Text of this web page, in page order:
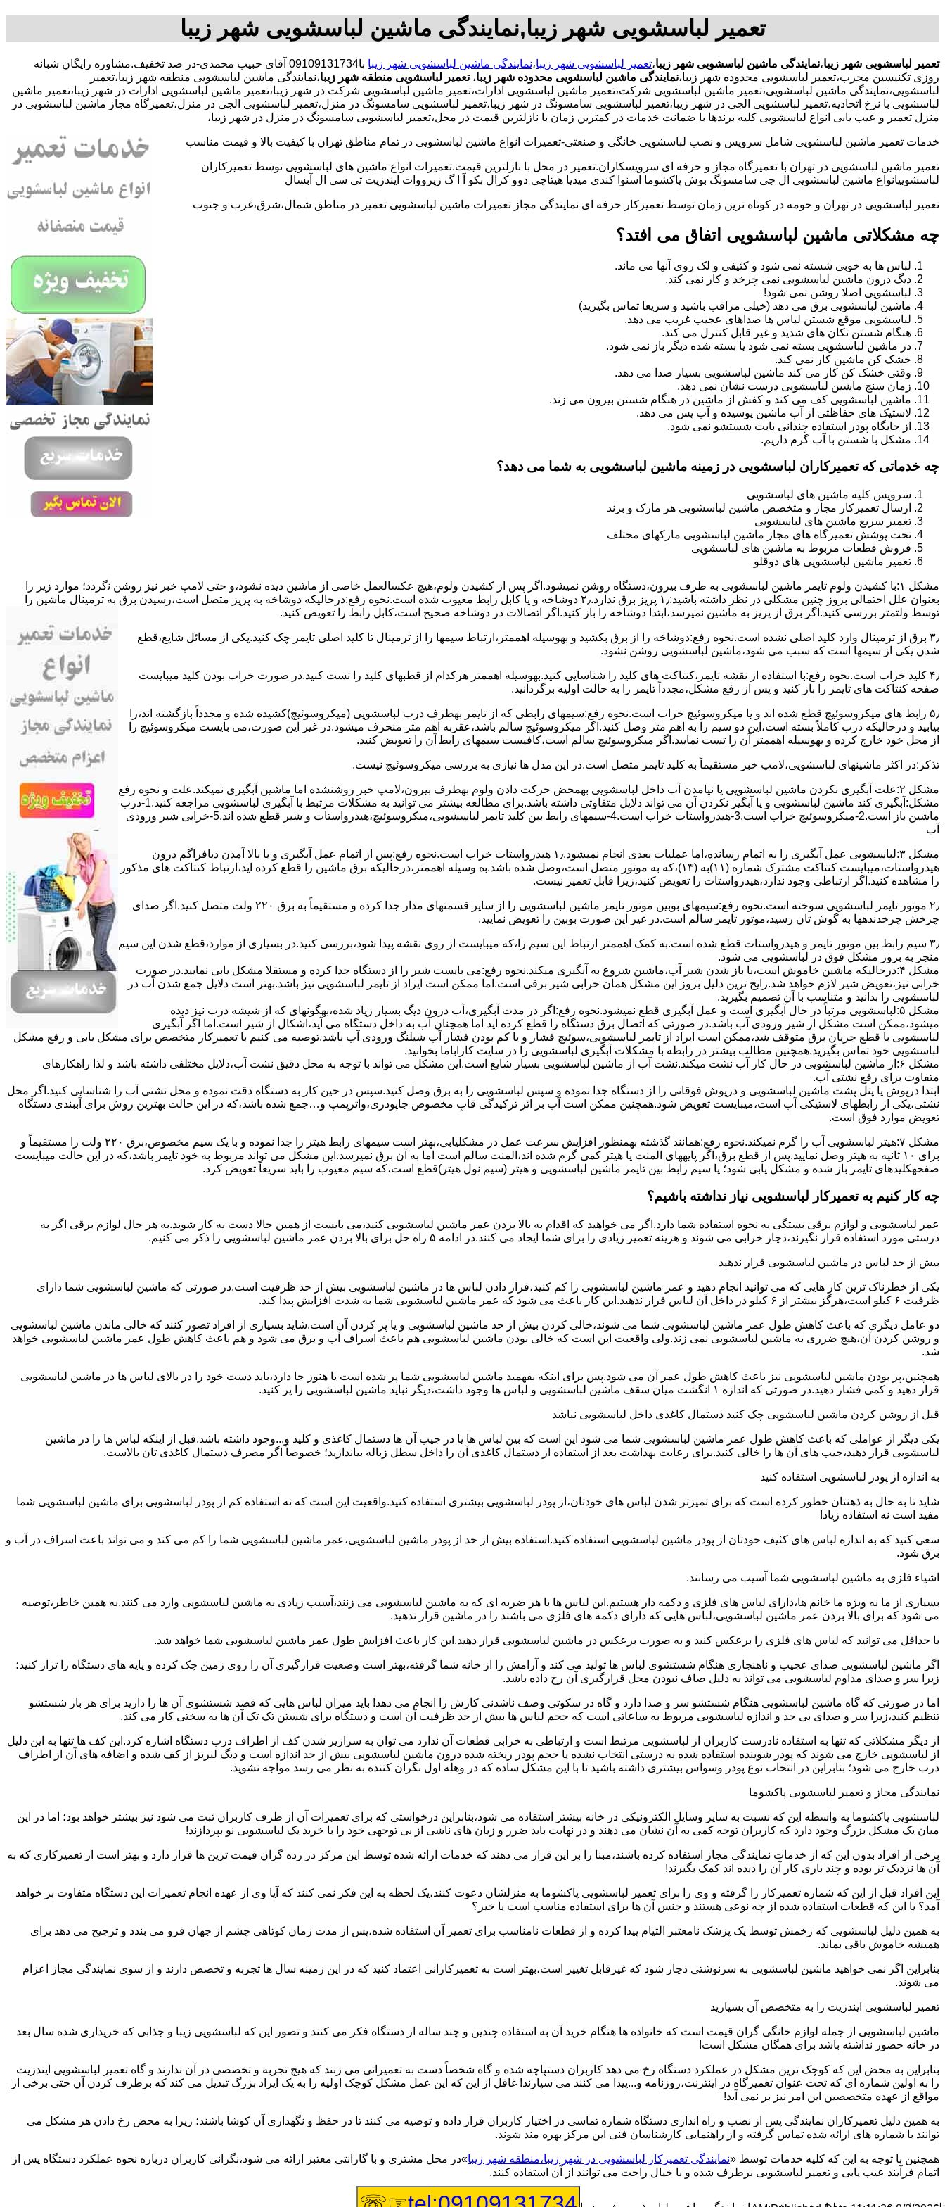
تعمیر لباسشویی شهر زیبا,نمایندگی ماشین لباسشویی شهر زیبا
تعمیر لباسشویی شهر زیبا،نمایندگی ماشین لباسشویی شهر زیبا،تعمیر لباسشویی شهر زیبا،نمایندگی ماشین لباسشویی شهر زیبا
با09109131734 آقای حبیب محمدی-در صد تخفیف.مشاوره رایگان شبانه
روزی تکنیسین مجرب،تعمیر لباسشویی محدوده شهر زیبا،نمایندگی ماشین لباسشویی محدوده شهر زیبا، تعمیر لباسشویی منطقه شهر زیبا،نمایندگی ماشین لباسشویی منطقه شهر زیبا،تعمیر
لباسشویی،نمایندگی ماشین لباسشویی،تعمیر ماشین لباسشویی شرکت،تعمیر ماشین لباسشویی ادارات،تعمیر ماشین لباسشویی شرکت در شهر زیبا،تعمیر ماشین لباسشویی ادارات در شهر زیبا،تعمیر ماشین
لباسشویی با نرخ اتحادیه،تعمیر لباسشویی الجی در شهر زیبا،تعمیر لباسشویی سامسونگ در شهر زیبا،تعمیر لباسشویی سامسونگ در منزل،تعمیر لباسشویی الجی در منزل،تعمیرگاه مجاز ماشین لباسشویی در
منزل تعمیر و عیب یابی انواع لباسشویی کلیه برندها با ضمانت خدمات در کمترین زمان با نازلترین قیمت در محل،تعمیر لباسشویی سامسونگ در منزل در شهر زیبا،
خدمات تعمیر ماشین لباسشویی شامل سرویس و نصب لباسشویی خانگی و صنعتی-تعمیرات انواع ماشین لباسشویی در تمام مناطق تهران با کیفیت بالا و قیمت مناسب
تعمیر ماشین لباسشویی در تهران با تعمیرگاه مجاز و حرفه ای سرویسکاران.تعمیر در محل با نازلترین قیمت.تعمیرات انواع ماشین های لباسشویی توسط تعمیرکاران
لباسشوییانواع ماشین لباسشویی ال جی سامسونگ بوش پاکشوما اسنوا کندی میدیا هیتاچی دوو کرال بکو آ ا گ زیرووات ایندزیت تی سی ال آبسال
تعمیر لباسشویی در تهران و حومه در کوتاه ترین زمان توسط تعمیرکار حرفه ای نمایندگی مجاز تعمیرات ماشین لباسشویی تعمیر در مناطق شمال،شرق،غرب و جنوب
چه مشکلاتی ماشین لباسشویی اتفاق می افتد؟
لباس ها به خوبی شسته نمی شود و کثیفی و لک روی آنها می ماند.
دیگ درون ماشین لباسشویی نمی چرخد و کار نمی کند.
لباسشویی اصلا روشن نمی شود!
ماشین لباسشویی برق می دهد (خیلی مراقب باشید و سریعا تماس بگیرید)
لباسشویی موقع شستن لباس ها صداهای عجیب غریب می دهد.
هنگام شستن تکان های شدید و غیر قابل کنترل می کند.
در ماشین لباسشویی بسته نمی شود یا بسته شده دیگر باز نمی شود.
خشک کن ماشین کار نمی کند.
وقتی خشک کن کار می کند ماشین لباسشویی بسیار صدا می دهد.
زمان سنج ماشین لباسشویی درست نشان نمی دهد.
ماشین لباسشویی کف می کند و کفش از ماشین در هنگام شستن بیرون می زند.
لاستیک های حفاظتی از آب ماشین پوسیده و آب پس می دهد.
از جایگاه پودر استفاده چندانی بابت شستشو نمی شود.
مشکل با شستن با آب گرم داریم.
چه خدماتی که تعمیرکاران لباسشویی در زمینه ماشین لباسشویی به شما می دهد؟
سرویس کلیه ماشین های لباسشویی
ارسال تعمیرکار مجاز و متخصص ماشین لباسشویی هر مارک و برند
تعمیر سریع ماشین های لباسشویی
تحت پوشش تعمیرگاه های مجاز ماشین لباسشویی مارکهای مختلف
فروش قطعات مربوط به ماشین های لباسشویی
تعمیر ماشین لباسشویی های دوقلو
مشکل ۱:ﺑﺎ ﮐﺸﯿﺪن وﻟﻮم ﺗﺎﯾﻤﺮ ماشین لباسشویی به طرف ﺑﯿﺮون،دستگاه روﺷﻦ نمیشود.اﮔﺮ ﭘﺲ از ﮐﺸﯿﺪن وﻟﻮم،ﻫﯿﭻ عکسالعمل ﺧﺎﺻﯽ از ﻣﺎﺷﯿﻦ دﯾﺪه نشود،و حتی ﻻﻣﭗ ﺧﺒﺮ ﻧﯿﺰ روﺷﻦ ﻧگردد؛ موارد زیر را
بعنوان ﻋﻠﻞ احتمالی بروز چنین مشکلی در نظر داشته باشید:۱٫ ﭘﺮﯾﺰ ﺑﺮق ﻧﺪارد.۲٫ دوﺷﺎﺧﻪ و ﯾﺎ ﮐﺎﺑﻞ راﺑﻂ ﻣﻌﯿﻮب ﺷﺪه است.نحوه رفع:درحالیکه دوﺷﺎﺧﻪ ﺑﻪ ﭘﺮﯾﺰ ﻣﺘﺼﻞ اﺳﺖ،رﺳﯿﺪن ﺑﺮق ﺑﻪ ﺗﺮﻣﯿﻨﺎل ﻣﺎﺷﯿﻦ را
ﺗﻮﺳﻂ ولتمتر بررسی ﮐﻨﯿﺪ.اﮔﺮ ﺑﺮق از ﭘﺮﯾﺰ ﺑﻪ ﻣﺎﺷﯿﻦ نمیرسد،اﺑﺘﺪا دوشاخه را باز کنید.اﮔﺮ اﺗﺼﺎﻻت در دوشاخه ﺻﺤﯿﺢ اﺳﺖ،ﮐﺎﺑﻞ راﺑﻂ را ﺗﻌﻮﯾﺾ کنید.
۳٫ ﺑﺮق از ﺗﺮﻣﯿﻨﺎل وارد ﮐﻠﯿﺪ اﺻﻠﯽ ﻧﺸﺪه است.نحوه رﻓﻊ:دوشاخه را از ﺑﺮق بکشید و بهوسیله اهممتر،ارﺗﺒﺎط سیمها را از ﺗﺮﻣﯿﻨﺎل ﺗﺎ ﮐﻠﯿﺪ اﺻﻠﯽ ﺗﺎﯾﻤﺮ چک کنید.یکی از مسائل شایع،ﻗﻄﻊ
شدن ﯾﮑﯽ از سیمها است که سبب می شود،ﻣﺎﺷﯿﻦ لباسشویی روﺷﻦ نشود.
۴٫ ﮐﻠﯿﺪ ﺧﺮاب اﺳﺖ.نحوه رفع:ﺑﺎ اﺳﺘﻔﺎده از ﻧﻘﺸﻪ ﺗﺎﯾﻤﺮ،ﮐﻨﺘﺎﮐﺖ ﻫﺎی ﮐﻠﯿﺪ را ﺷﻨﺎﺳﺎﯾﯽ کنید.بهوسیله اهممتر هرکدام از قطبهای ﮐﻠﯿﺪ را ﺗﺴﺖ ﮐﻨﯿﺪ.در ﺻﻮرت ﺧﺮاب ﺑﻮدن ﮐﻠﯿﺪ میبایست
ﺻﻔﺤﻪ ﮐﻨﺘﺎﮐﺖ ﻫﺎی ﺗﺎﯾﻤﺮ را باز کنید و ﭘﺲ از رﻓﻊ مشکل،مجدداً ﺗﺎﯾﻤﺮ را به حالت اوﻟﯿﻪ برگردانید.
۵٫ رابط های ﻣﯿﮑﺮوﺳﻮﺋﯿﭻ ﻗﻄﻊ شده اند و ﯾﺎ ﻣﯿﮑﺮوﺳﻮﺋﯿﭻ ﺧﺮاب اﺳﺖ.نحوه رفع:سیمهای راﺑﻄﯽ ﮐﻪ از ﺗﺎﯾﻤﺮ بهطرف درب لباسشویی (ﻣﯿﮑﺮوﺳﻮﺋﯿﭻ)کشیده شده و مجدداً بازگشته اند،را
ﺑﯿﺎﺑﯿﺪ و درحالیکه درب کاملاً ﺑﺴﺘﻪ اﺳﺖ،اﯾﻦ دو ﺳﯿﻢ را ﺑﻪ اﻫﻢ ﻣﺘﺮ وصل کنید.اﮔﺮ ﻣﯿﮑﺮوﺳﻮﺋﯿﭻ ﺳﺎﻟﻢ ﺑﺎﺷﺪ،ﻋﻘﺮﺑﻪ اهم متر ﻣﻨﺤﺮف میشود.در ﻏﯿﺮ اﯾﻦ ﺻﻮرت،می بایست ﻣﯿﮑﺮوﺳﻮﺋﯿﭻ را
از ﻣﺤﻞ خود ﺧﺎرج کرده و بهوسیله اهممتر آن را ﺗﺴﺖ ﻧﻤﺎﯾﯿﺪ.اﮔﺮ ﻣﯿﮑﺮوﺳﻮﺋﯿﭻ ﺳﺎﻟﻢ اﺳﺖ،ﮐﺎﻓﯿﺴﺖ سیمهای راﺑﻄ آن را ﺗﻌﻮﯾﺾ کنید.
ﺗﺬﮐﺮ:در اﮐﺜﺮ ماشینهای لباسشویی،ﻻﻣﭗ ﺧﺒﺮ مستقیماً ﺑﻪ ﮐﻠﯿﺪ ﺗﺎﯾﻤﺮ ﻣﺘﺼﻞ اﺳﺖ.در اﯾﻦ مدل ها ﻧﯿﺎزی ﺑﻪ بررسی ﻣﯿﮑﺮوﺳﻮﺋﯿﭻ نیست.
مشکل ۲:علت آبگیری نکردن ماشین لباسشویی یا نیامدن آب داخل لباسشویی بهمحض ﺣﺮﮐﺖ دادن وﻟﻮم بهطرف ﺑﯿﺮون،ﻻﻣﭗ ﺧﺒﺮ روشنشده اﻣﺎ ﻣﺎﺷﯿﻦ آﺑﮕﯿﺮی نمیکند.ﻋﻠﺖ و نحوه رﻓﻊ
مشکل:آبگیری کند ماشین لباسشویی و یا آبگیر نکردن آن می تواند دلایل متفاوتی داشته باشد.برای مطالعه بیشتر می توانید به مشکلات مرتبط با آبگیری لباسشویی مراجعه کنید.1-درب
ﻣﺎﺷﯿﻦ ﺑﺎز اﺳﺖ.2-ﻣﯿﮑﺮوﺳﻮﺋﯿﭻ ﺧﺮاب اﺳﺖ.3-ﻫﯿﺪرواﺳﺘﺎت ﺧﺮاب اﺳﺖ.4-سیمهای راﺑﻂ ﺑﯿﻦ ﮐﻠﯿﺪ ﺗﺎﯾﻤﺮ لباسشویی،ﻣﯿﮑﺮوﺳﻮﺋﯿﭻ،ﻫﯿﺪرواﺳﺘﺎت و ﺷﯿﺮ ﻗﻄﻊ ﺷﺪه اند.5-خرابی شیر ورودی
آب
مشکل ۳:لباسشویی ﻋﻤﻞ آﺑﮕﯿﺮی را ﺑﻪ اﺗﻤﺎم رﺳﺎﻧﺪه،اﻣﺎ ﻋﻤﻠﯿﺎت ﺑﻌﺪی اﻧﺠﺎم نمیشود.۱٫ ﻫﯿﺪرواﺳﺘﺎت ﺧﺮاب اﺳﺖ.نحوه رﻓﻊ:ﭘﺲ از اﺗﻤﺎم عمل آﺑﮕﯿﺮی و ﺑﺎ ﺑﺎﻻ آﻣﺪن دﯾﺎﻓﺮاﮔﻢ درون
ﻫﯿﺪرواﺳﺘﺎت،میبایست ﮐﻨﺘﺎﮐﺖ ﻣﺸﺘﺮک شماره (۱۱)به (۱۳)،ﮐﻪ ﺑﻪ ﻣﻮﺗﻮر ﻣﺘﺼﻞ اﺳﺖ،وﺻﻞ ﺷﺪه ﺑﺎﺷﺪ.ﺑه وسیله اهممتر،درحالیکه ﺑﺮق ﻣﺎﺷﯿﻦ را ﻗﻄﻊ کرده اید،ارﺗﺒﺎط ﮐﻨﺘﺎﮐﺖ ﻫﺎی ﻣﺬﮐﻮر
را ﻣﺸﺎﻫﺪه کنید.اﮔﺮ ارﺗﺒﺎطی وجود ندارد،ﻫﯿﺪرواﺳﺘﺎت را ﺗﻌﻮﯾﺾ ﮐﻨﯿﺪ،زﯾﺮا قابل ﺗﻌﻤﯿﺮ نیست.
۲٫ ﻣﻮﺗﻮر ﺗﺎﯾﻤﺮ لباسشویی ﺳﻮﺧﺘﻪ اﺳﺖ.نحوه رﻓﻊ:سیمهای ﺑﻮﺑﯿﻦ ﻣﻮﺗﻮر ﺗﺎﯾﻤﺮ ماشین لباسشویی را از ﺳﺎﯾﺮ قسمتهای ﻣﺪار ﺟﺪا کرده و مستقیماً ﺑﻪ برق ۲۲۰ وﻟﺖ ﻣﺘﺼﻞ کنید.اﮔﺮ ﺻﺪای
ﭼﺮﺧﺶ چرخدندهها به گوش تان رﺳﯿﺪ،ﻣﻮﺗﻮر ﺗﺎﯾﻤﺮ ﺳﺎﻟﻢ اﺳﺖ.در ﻏﯿﺮ اﯾﻦ ﺻﻮرت ﺑﻮﺑﯿﻦ را ﺗﻌﻮﯾﺾ ﻧﻤﺎﯾﯿﺪ.
۳٫ ﺳﯿﻢ راﺑﻂ ﺑﯿﻦ ﻣﻮﺗﻮر ﺗﺎﯾﻤﺮ و ﻫﯿﺪرواﺳﺘﺎت ﻗﻄﻊ ﺷﺪه اﺳﺖ.به کمک اهممتر ارﺗﺒﺎط اﯾﻦ ﺳﯿﻢ را،ﮐﻪ میبایست از روی ﻧﻘﺸﻪ ﭘﯿﺪا ﺷﻮد،بررسی ﮐﻨﯿﺪ.در ﺑﺴﯿﺎری از موارد،ﻗﻄﻊ ﺷﺪن اﯾﻦ ﺳﯿﻢ
ﻣﻨﺠﺮ ﺑﻪ ﺑﺮوز مشکل ﻓﻮق در لباسشویی می شود.
مشکل ۴:درحالیکه ﻣﺎﺷﯿﻦ ﺧﺎﻣﻮش اﺳﺖ،ﺑﺎ ﺑﺎز ﺷﺪن ﺷﯿﺮ آب،ﻣﺎﺷﯿﻦ ﺷﺮوع ﺑﻪ آﺑﮕﯿﺮی میکند.نحوه رﻓﻊ:می بایست ﺷﯿﺮ را از دستگاه جدا کرده و مستقلا مشکل یابی نمایید.در صورت
خرابی نیز،تعویض شیر لازم خواهد شد.رایج ترین دلیل بروز این مشکل همان خرابی شیر برقی است.اما ممکن است ایراد از تایمر لباسشویی نیز باشد.بهتر است دلایل جمع شدن آب در
لباسشویی را بدانید و متناسب با آن تصمیم بگیرید.
مشکل ۵:لباسشویی مرتباً در ﺣﺎل آﺑﮕﯿﺮی اﺳﺖ و ﻋﻤﻞ آﺑﮕﯿﺮی ﻗﻄﻊ نمیشود.نحوه رﻓﻊ:اﮔﺮ در ﻣﺪت آﺑﮕﯿﺮی،آب درون دﯾﮓ ﺑﺴﯿﺎر زﯾﺎد ﺷﺪه،بهگونهای ﮐﻪ از ﺷﯿﺸﻪ درب ﻧﯿﺰ دﯾﺪه
میشود،ممکن است مشکل از شیر ورودی آب باشد.در صورتی که اتصال برق دستگاه را قطع کرده اید اما همچنان آب به داخل دستگاه می آید،اشکال از شیر است.اما اگر آبگیری
لباسشویی با قطع جریان برق متوقف شد،ممکن است ایراد از تایمر لباسشویی،سوئیچ فشار و یا کم بودن فشار آب شیلنگ ورودی آب باشد.توصیه می کنیم با تعمیرکار متخصص برای مشکل یابی و رفع مشکل
لباسشویی خود تماس بگیرید.همچنین مطالب بیشتر در رابطه با مشکلات آبگیری لباسشویی را در سایت کاراباما بخوانید.
مشکل ۶:از ﻣﺎﺷﯿﻦ لباسشویی در ﺣﺎل ﮐﺎر آب ﻧﺸﺖ میکند.نشت آب از ماشین لباسشویی بسیار شایع است.این مشکل می تواند با توجه به محل دقیق نشت آب،دلایل مختلفی داشته باشد و لذا راهکارهای
متفاوت برای رفع نشتی آب.
ابتدا درپوش یا پنل ﭘﺸﺖ ﻣﺎﺷﯿﻦ لباسشویی و درپوش ﻓﻮﻗﺎﻧﯽ را از دستگاه ﺟﺪا ﻧﻤﻮده و ﺳﭙﺲ لباسشویی را ﺑﻪ ﺑﺮق وصل ﮐﻨﯿﺪ.سپس در حین کار به دستگاه دقت نموده و ﻣﺤﻞ نشتی آب را ﺷﻨﺎﺳﺎﯾﯽ کنید.اﮔﺮ ﻣﺤﻞ
نشتی،ﯾﮑﯽ از رابطهای ﻻﺳﺘﯿﮑﯽ آب اﺳﺖ،میبایست ﺗﻌﻮﯾﺾ شود.همچنین ﻣﻤﮑﻦ اﺳﺖ آب بر اثر ﺗﺮﮐﯿﺪﮔﯽ قابِ ﻣﺨﺼﻮص ﺟﺎﭘﻮدری،واترپمپ و…جمع شده ﺑﺎﺷﺪ،ﮐﻪ در این حالت بهترین روش برای آببندی دستگاه
ﺗﻌﻮﯾﺾ ﻣﻮارد ﻓﻮق اﺳﺖ.
مشکل ۷:ﻫﯿﺘﺮ لباسشویی آب را ﮔﺮم نمیکند.نحوه رﻓﻊ:ﻫﻤﺎﻧﻨﺪ ﮔﺬﺷﺘﻪ بهمنظور اﻓﺰاﯾﺶ ﺳﺮﻋﺖ ﻋﻤﻞ در مشکلیابی،بهتر است سیمهای راﺑﻂ ﻫﯿﺘﺮ را ﺟﺪا ﻧﻤﻮده و ﺑﺎ ﯾﮏ ﺳﯿﻢ ﻣﺨﺼﻮص،برق ۲۲۰ ولت را مستقیماً و
برای ۱۰ ﺛﺎﻧﯿﻪ ﺑﻪ ﻫﯿﺘﺮ وصل نمایید.ﭘﺲ از ﻗﻄﻊ ﺑﺮق،اﮔﺮ پایههای اﻟﻤﻨﺖ یا هیتر کمی ﮔﺮم ﺷﺪه اند،اﻟﻤﻨﺖ ﺳﺎﻟﻢ است اما ﺑﻪ آن ﺑﺮق نمیرسد.اﯾﻦ ﻣﺸﮑﻞ می تواند مربوط به ﺧﻮد ﺗﺎﯾﻤﺮ باشد،ﮐﻪ در این حالت میبایست
صفحهکلیدهای ﺗﺎﯾﻤﺮ باز شده و مشکل یابی شود؛ ﯾﺎ ﺳﯿﻢ راﺑﻂ ﺑﯿﻦ ﺗﺎﯾﻤﺮ ماشین لباسشویی و ﻫﯿﺘﺮ (سیم ﻧﻮل ﻫﯿﺘﺮ)ﻗﻄﻊ اﺳﺖ،ﮐﻪ ﺳﯿﻢ ﻣﻌﯿﻮب را ﺑﺎﯾﺪ سریعاً ﺗﻌﻮﯾﺾ کرد.
چه کار کنیم به تعمیرکار لباسشویی نیاز نداشته باشیم؟
عمر لباسشویی و لوازم برقی بستگی به نحوه استفاده شما دارد.اگر می خواهید که اقدام به بالا بردن عمر ماشین لباسشویی کنید،می بایست از همین حالا دست به کار شوید.به هر حال لوازم برقی اگر به
درستی مورد استفاده قرار نگیرند،دچار خرابی می شوند و هزینه تعمیر زیادی را برای شما ایجاد می کنند.در ادامه ۵ راه حل برای بالا بردن عمر ماشین لباسشویی را ذکر می کنیم.
بیش از حد لباس در ماشین لباسشویی قرار ندهید
یکی از خطرناک ترین کار هایی که می توانید انجام دهید و عمر ماشین لباسشویی را کم کنید،قرار دادن لباس ها در ماشین لباسشویی بیش از حد ظرفیت است.در صورتی که ماشین لباسشویی شما دارای
ظرفیت ۶ کیلو است،هرگز بیشتر از ۶ کیلو در داخل آن لباس قرار ندهید.این کار باعث می شود که عمر ماشین لباسشویی شما به شدت افزایش پیدا کند.
دو عامل دیگری که باعث کاهش طول عمر ماشین لباسشویی شما می شوند،خالی کردن بیش از حد ماشین لباسشویی و یا پر کردن آن است.شاید بسیاری از افراد تصور کنند که خالی ماندن ماشین لباسشویی
و روشن کردن آن،هیچ ضرری به ماشین لباسشویی نمی زند.ولی واقعیت این است که خالی بودن ماشین لباسشویی هم باعث اسراف آب و برق می شود و هم باعث کاهش طول عمر ماشین لباسشویی خواهد
شد.
همچنین،پر بودن ماشین لباسشویی نیز باعث کاهش طول عمر آن می شود.پس برای اینکه بفهمید ماشین لباسشویی شما پر شده است یا هنوز جا دارد،باید دست خود را در بالای لباس ها در ماشین لباسشویی
قرار دهید و کمی فشار دهید.در صورتی که اندازه ۱ انگشت میان سقف ماشین لباسشویی و لباس ها وجود داشت،دیگر نباید ماشین لباسشویی را پر کنید.
قبل از روشن کردن ماشین لباسشویی چک کنید ذستمال کاغذی داخل لباسشویی نباشد
یکی دیگر از عواملی که باعث کاهش طول عمر ماشین لباسشویی شما می شود این است که بین لباس ها یا در جیب آن ها دستمال کاغذی و کلید و...وجود داشته باشد.قبل از اینکه لباس ها را در ماشین
لباسشویی قرار دهید،جیب های آن ها را خالی کنید.برای رعایت بهداشت بعد از استفاده از دستمال کاغذی آن را داخل سطل زباله بیاندازید؛ خصوصاً اگر مصرف دستمال کاغذی تان بالاست.
به اندازه از پودر لباسشویی استفاده کنید
شاید تا به حال به ذهنتان خطور کرده است که برای تمیزتر شدن لباس های خودتان،از پودر لباسشویی بیشتری استفاده کنید.واقعیت این است که نه استفاده کم از پودر لباسشویی برای ماشین لباسشویی شما
مفید است نه استفاده زیاد!
سعی کنید که به اندازه لباس های کثیف خودتان از پودر ماشین لباسشویی استفاده کنید.استفاده بیش از حد از پودر ماشین لباسشویی،عمر ماشین لباسشویی شما را کم می کند و می تواند باعث اسراف در آب و
برق شود.
اشیاء فلزی به ماشین لباسشویی شما آسیب می رسانند.
بسیاری از ما به ویژه ما خانم ها،دارای لباس های فلزی و دکمه دار هستیم.این لباس ها با هر ضربه ای که به ماشین لباسشویی می زنند،آسیب زیادی به ماشین لباسشویی وارد می کنند.به همین خاطر،توصیه
می شود که برای بالا بردن عمر ماشین لباسشویی،لباس هایی که دارای دکمه های فلزی می باشند را در ماشین قرار ندهید.
یا حداقل می توانید که لباس های فلزی را برعکس کنید و به صورت برعکس در ماشین لباسشویی قرار دهید.این کار باعث افزایش طول عمر ماشین لباسشویی شما خواهد شد.
اگر ماشین لباسشویی صدای عجیب و ناهنجاری هنگام شستشوی لباس ها تولید می کند و آرامش را از خانه شما گرفته،بهتر است وضعیت قرارگیری آن را روی زمین چک کرده و پایه های دستگاه را تراز کنید؛
زیرا سر و صدای مداوم لباسشویی می تواند به دلیل صاف نبودن محل قرارگیری آن رخ داده باشد.
اما در صورتی که گاه ماشین لباسشویی هنگام شستشو سر و صدا دارد و گاه در سکوتی وصف ناشدنی کارش را انجام می دهد! باید میزان لباس هایی که قصد شستشوی آن ها را دارید برای هر بار شستشو
تنظیم کنید،زیرا سر و صدای بی حد و اندازه لباسشویی مربوط به ساعاتی است که حجم لباس ها بیش از حد ظرفیت آن است و دستگاه برای شستن تک تک آن ها به سختی کار می کند.
از دیگر مشکلاتی که تنها به استفاده نادرست کاربران از لباسشویی مرتبط است و ارتباطی به خرابی قطعات آن ندارد می توان به سرازیر شدن کف از اطراف درب دستگاه اشاره کرد.این کف ها تنها به این دلیل
از لباسشویی خارج می شوند که پودر شوینده استفاده شده به درستی انتخاب نشده یا حجم پودر ریخته شده درون ماشین لباسشویی بیش از حد اندازه است و دیگ لبریز از کف شده و اضافه های آن از اطراف
درب خارج می شود؛ بنابراین در انتخاب نوع پودر وسواس بیشتری داشته باشید تا با این مشکل ساده که در وهله اول نگران کننده به نظر می رسد مواجه نشوید.
نمایندگی مجاز و تعمیر لباسشویی پاکشوما
لباسشویی پاکشوما به واسطه این که نسبت به سایر وسایل الکترونیکی در خانه بیشتر استفاده می شود،بنابراین درخواستی که برای تعمیرات آن از طرف کاربران ثبت می شود نیز بیشتر خواهد بود؛ اما در این
میان یک مشکل بزرگ وجود دارد که کاربران توجه کمی به آن نشان می دهند و در نهایت باید ضرر و زیان های ناشی از بی توجهی خود را با خرید یک لباسشویی نو بپردازند!
برخی از افراد بدون این که از خدمات نمایندگی مجاز استفاده کرده باشند،مبنا را بر این قرار می دهند که خدمات ارائه شده توسط این مرکز در رده گران قیمت ترین ها قرار دارد و بهتر است از تعمیرکاری که به
آن ها نزدیک تر بوده و چند باری کار آن را دیده اند کمک بگیرند!
این افراد قبل از این که شماره تعمیرکار را گرفته و وی را برای تعمیر لباسشویی پاکشوما به منزلشان دعوت کنند،یک لحظه به این فکر نمی کنند که آیا وی از عهده انجام تعمیرات این دستگاه متفاوت بر خواهد
آمد؟ یا این که قطعات استفاده شده از چه نوعی هستند و جنس آن ها برای استفاده مناسب است یا خیر؟
به همین دلیل لباسشویی که زخمش توسط یک پزشک نامعتبر التیام پیدا کرده و از قطعات نامناسب برای تعمیر آن استفاده شده،پس از مدت زمان کوتاهی چشم از جهان فرو می بندد و ترجیح می دهد برای
همیشه خاموش باقی بماند.
بنابراین اگر نمی خواهید ماشین لباسشویی به سرنوشتی دچار شود که غیرقابل تغییر است،بهتر است به تعمیرکارانی اعتماد کنید که در این زمینه سال ها تجربه و تخصص دارند و از سوی نمایندگی مجاز اعزام
می شوند.
تعمیر لباسشویی ایندزیت را به متخصص آن بسپارید
ماشین لباسشویی از جمله لوازم خانگی گران قیمت است که خانواده ها هنگام خرید آن به استفاده چندین و چند ساله از دستگاه فکر می کنند و تصور این که لباسشویی زیبا و جذابی که خریداری شده سال بعد
در خانه حضور نداشته باشد برای همگان مشکل است!
بنابراین به محض این که کوچک ترین مشکل در عملکرد دستگاه رخ می دهد کاربران دستپاچه شده و گاه شخصاً دست به تعمیراتی می زنند که هیچ تجربه و تخصصی در آن ندارند و گاه تعمیر لباسشویی ایندزیت
را به اولین شماره ای که تحت عنوان تعمیرگاه در اینترنت،روزنامه و...پیدا می کنند می سپارند! غافل از این که این عمل مشکل کوچک اولیه را به یک ایراد بزرگ تبدیل می کند که برطرف کردن آن حتی برخی از
مواقع از عهده متخصصین این امر نیز بر نمی آید!
به همین دلیل تعمیرکاران نمایندگی پس از نصب و راه اندازی دستگاه شماره تماسی در اختیار کاربران قرار داده و توصیه می کنند تا در حفظ و نگهداری آن کوشا باشند؛ زیرا به محض رخ دادن هر مشکل می
توانند با شماره های ارائه شده تماس گرفته و از راهنمایی کارشناسان فنی این مرکز بهره مند شوند.
همچنین با توجه به این که کلیه خدمات توسط «نمایندگی تعمیرکار لباسشویی در شهر زیبا،منطقه شهر زیبا»در محل مشتری و با گارانتی معتبر ارائه می شود،نگرانی کاربران درباره نحوه عملکرد دستگاه پس از
اتمام فرآیند عیب یابی و تعمیر لباسشویی برطرف شده و با خیال راحت می توانند از آن استفاده کنند.